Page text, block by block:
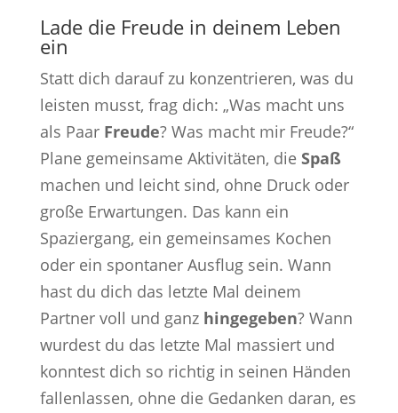
Lade die Freude in deinem Leben
ein
Statt dich darauf zu konzentrieren, was du
leisten musst, frag dich: „Was macht uns
als Paar Freude? Was macht mir Freude?“
Plane gemeinsame Aktivitäten, die Spaß
machen und leicht sind, ohne Druck oder
große Erwartungen. Das kann ein
Spaziergang, ein gemeinsames Kochen
oder ein spontaner Ausflug sein. Wann
hast du dich das letzte Mal deinem
Partner voll und ganz hingegeben? Wann
wurdest du das letzte Mal massiert und
konntest dich so richtig in seinen Händen
fallenlassen, ohne die Gedanken daran, es